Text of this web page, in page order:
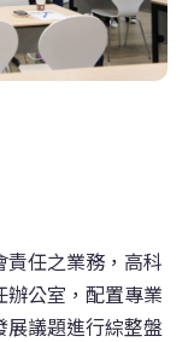
任之業務，高科
公室，配置專業
展議題進行綜整盤